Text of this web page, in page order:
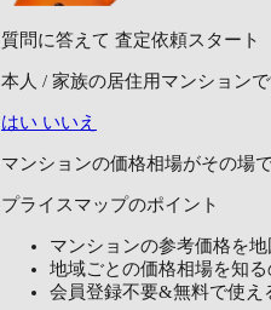
質問に答えて 査定依頼スタート
本人 / 家族の居住用マンションで
はい いいえ
マンションの価格相場がその場
プライスマップのポイント
マンションの参考価格を地
地域ごとの価格相場を知
会員登録不要&無料で使え